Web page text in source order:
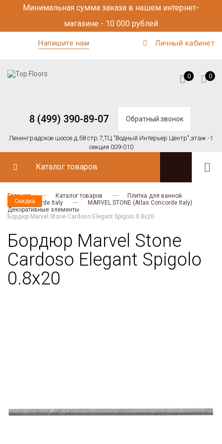
Минимальная сумма заказа в нашем интернет-
магазине - 10 000 рублей
Напишите нам Личный кабинет
8 (499) 390-89-07 Обратный звонок
Ленинградское шоссе д.58 стр.7,ТЦ "Водный Интерьер Центр",этаж -1
секция 009-010
0 0
Каталог товаров
Главная Каталог товаров
Плитка для ванной
Atlas Concorde Italy
MARVEL STONE (Atlas Concorde Italy)
Декоративные элементы
Бордюр Marvel Stone Cardoso Elegant Spigolo 0.8x20
Бордюр Marvel Stone
Cardoso Elegant Spigolo
0.8x20
Скидка